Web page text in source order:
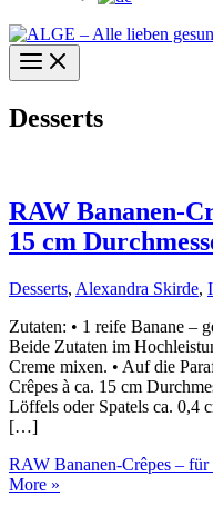
Desserts
RAW Bananen-
15 cm
Desserts, Alexandra Skirde,
Zutaten: • 1 reife Banane –
Beide Zutaten im
Creme mixen. • Auf die
Crêpes à ca. 15 cm
Löffels oder Spatels ca. 0,4
[…]
RAW Bananen-Crêpes –
More »